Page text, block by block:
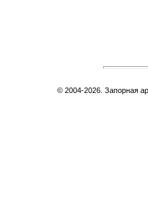
© 2004-2026. Запорная